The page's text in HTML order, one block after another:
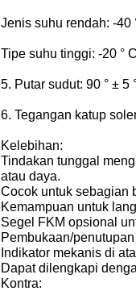
Jenis suhu rendah: -40
Tipe suhu tinggi: -20 °
5. Putar sudut: 90 ° ± 5
6. Tegangan katup
Kelebihan:
Tindakan tunggal
atau daya.
Cocok untuk sebagian
Kemampuan untuk
Segel FKM opsional
Pembukaan/
Indikator mekanis di
Dapat dilengkapi
Kontra: